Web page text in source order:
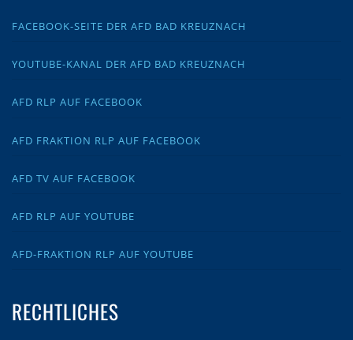
FACEBOOK-SEITE DER AFD BAD KREUZNACH
YOUTUBE-KANAL DER AFD BAD KREUZNACH
AFD RLP AUF FACEBOOK
AFD FRAKTION RLP AUF FACEBOOK
AFD TV AUF FACEBOOK
AFD RLP AUF YOUTUBE
AFD-FRAKTION RLP AUF YOUTUBE
RECHTLICHES